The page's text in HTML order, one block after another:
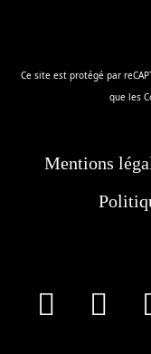
Ce site est protégé par
que les
Mentions